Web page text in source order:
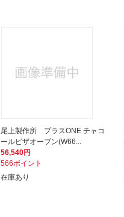
尾上製作所 プラスONE チャコ
ールピザオーブン(W66...
56,540円
566ポイント
在庫あり